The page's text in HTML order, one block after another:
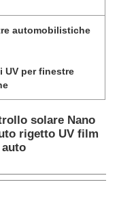
automobilistiche
UV per finestre
solare Nano
rigetto UV film